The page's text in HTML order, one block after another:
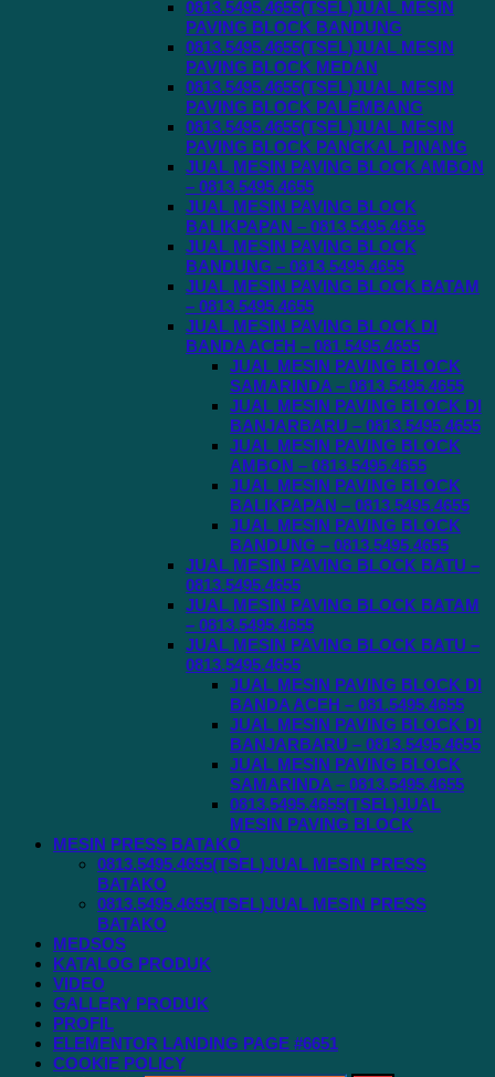
0813.5495.4655(TSEL)JUAL MESIN
PAVING BLOCK BANDUNG
0813.5495.4655(TSEL)JUAL MESIN
PAVING BLOCK MEDAN
0813.5495.4655(TSEL)JUAL MESIN
PAVING BLOCK PALEMBANG
0813.5495.4655(TSEL)JUAL MESIN
PAVING BLOCK PANGKAL PINANG
JUAL MESIN PAVING BLOCK AMBON
– 0813.5495.4655
JUAL MESIN PAVING BLOCK
BALIKPAPAN – 0813.5495.4655
JUAL MESIN PAVING BLOCK
BANDUNG – 0813.5495.4655
JUAL MESIN PAVING BLOCK BATAM
– 0813.5495.4655
JUAL MESIN PAVING BLOCK DI
BANDA ACEH – 081.5495.4655
JUAL MESIN PAVING BLOCK
SAMARINDA – 0813.5495.4655
JUAL MESIN PAVING BLOCK DI
BANJARBARU – 0813.5495.4655
JUAL MESIN PAVING BLOCK
AMBON – 0813.5495.4655
JUAL MESIN PAVING BLOCK
BALIKPAPAN – 0813.5495.4655
JUAL MESIN PAVING BLOCK
BANDUNG – 0813.5495.4655
JUAL MESIN PAVING BLOCK BATU –
0813.5495.4655
JUAL MESIN PAVING BLOCK BATAM
– 0813.5495.4655
JUAL MESIN PAVING BLOCK BATU –
0813.5495.4655
JUAL MESIN PAVING BLOCK DI
BANDA ACEH – 081.5495.4655
JUAL MESIN PAVING BLOCK DI
BANJARBARU – 0813.5495.4655
JUAL MESIN PAVING BLOCK
SAMARINDA – 0813.5495.4655
0813.5495.4655(TSEL)JUAL
MESIN PAVING BLOCK
MESIN PRESS BATAKO
0813.5495.4655(TSEL)JUAL MESIN PRESS
BATAKO
0813.5495.4655(TSEL)JUAL MESIN PRESS
BATAKO
MEDSOS
KATALOG PRODUK
VIDEO
GALLERY PRODUK
PROFIL
ELEMENTOR LANDING PAGE #6651
COOKIE POLICY